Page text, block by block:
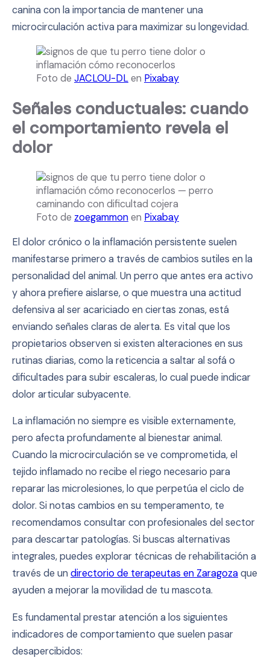
canina con la importancia de mantener una
microcirculación activa para maximizar su longevidad.
Foto de JACLOU-DLen Pixabay
Señales conductuales: cuando
el comportamiento revela el
dolor
Foto de zoegammonen Pixabay
El dolor crónico o la inflamación persistente suelen
manifestarse primero a través de cambios sutiles en la
personalidad del animal. Un perro que antes era activo
y ahora prefiere aislarse, o que muestra una actitud
defensiva al ser acariciado en ciertas zonas, está
enviando señales claras de alerta. Es vital que los
propietarios observen si existen alteraciones en sus
rutinas diarias, como la reticencia a saltar al sofá o
dificultades para subir escaleras, lo cual puede indicar
dolor articular subyacente.
La inflamación no siempre es visible externamente,
pero afecta profundamente al bienestar animal.
Cuando la microcirculación se ve comprometida, el
tejido inflamado no recibe el riego necesario para
reparar las microlesiones, lo que perpetúa el ciclo de
dolor. Si notas cambios en su temperamento, te
recomendamos consultar con profesionales del sector
para descartar patologías. Si buscas alternativas
integrales, puedes explorar técnicas de rehabilitación a
través de un directorio de terapeutas en Zaragozaque
ayuden a mejorar la movilidad de tu mascota.
Es fundamental prestar atención a los siguientes
indicadores de comportamiento que suelen pasar
desapercibidos: